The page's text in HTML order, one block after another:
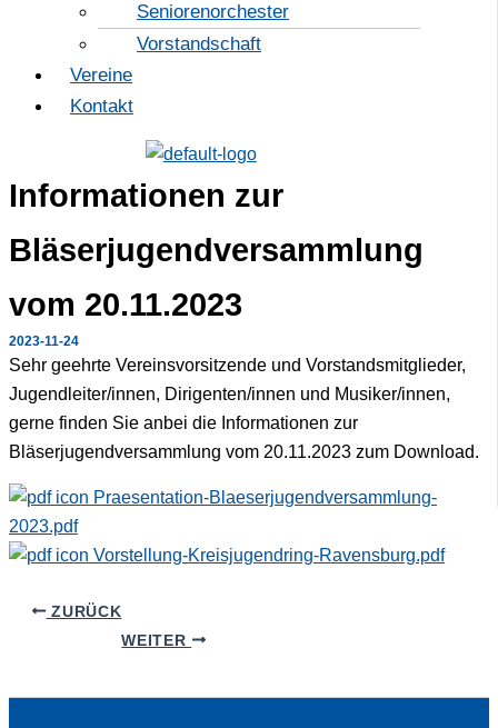
Seniorenorchester
Vorstandschaft
Vereine
Kontakt
Informationen zur
Bläserjugendversammlung
vom 20.11.2023
2023-11-24
Sehr geehrte Vereinsvorsitzende und Vorstandsmitglieder,
Jugendleiter/innen, Dirigenten/innen und Musiker/innen,
gerne finden Sie anbei die Informationen zur
Bläserjugendversammlung vom 20.11.2023 zum Download.
Praesentation-Blaeserjugendversammlung-
2023.pdf
Vorstellung-Kreisjugendring-Ravensburg.pdf
ZURÜCK
WEITER